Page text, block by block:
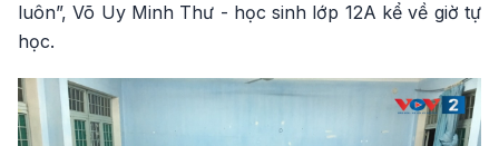
luôn”, Võ Uy Minh Thư - học sinh lớp 12A kể về giờ tự
học.